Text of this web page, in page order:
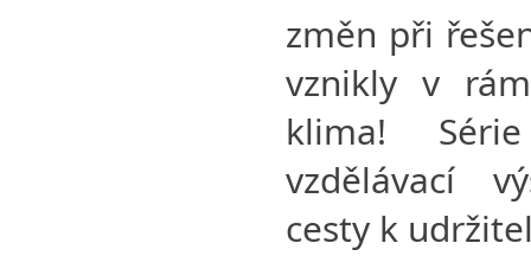
změn při
vznikly v
klima!
vzdělávací
cesty k